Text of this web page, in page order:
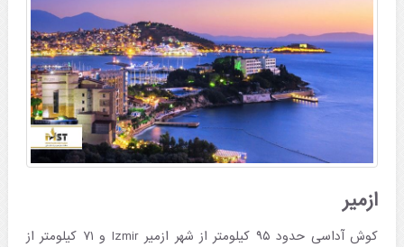
ازمیر
کوش آداسی حدود ۹۵ کیلومتر از شهر ازمیر Izmir و ۷۱ کیلومتر از